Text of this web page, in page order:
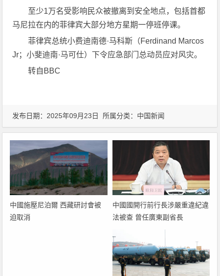
至少1万名受影响民众被撤离到安全地点，包括首都
马尼拉在内的菲律宾大部分地方星期一停班停课。
菲律宾总统小费迪南德·马科斯（Ferdinand Marcos
Jr；小斐迪南·马可仕）下令应急部门总动员应对风灾。
转自BBC
发布日期：2025年09月23日 所属分类： 中国新闻
中國施壓尼泊爾 西藏研討會被
迫取消
中國國開行前行長涉嚴重違紀違
法被查 曾任廣東副省長